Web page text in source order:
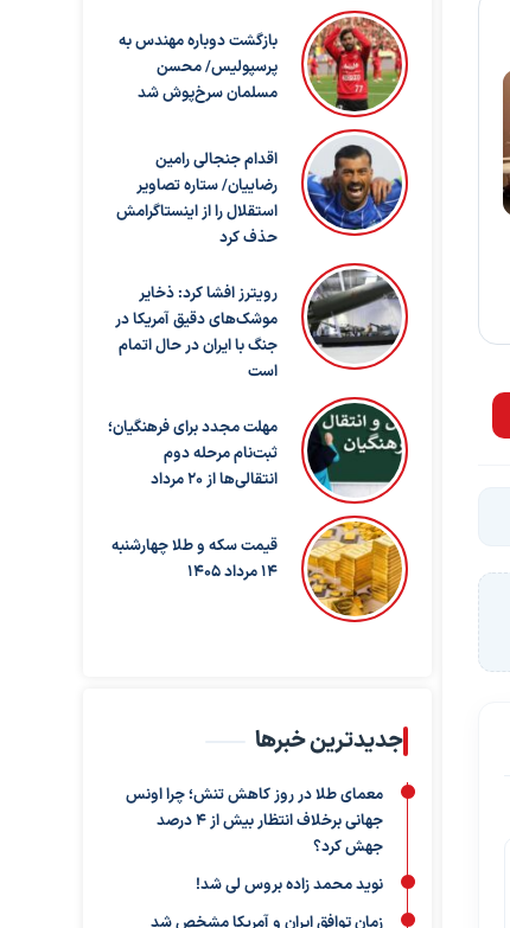
بازگشت دوباره مهندس به
پرسپولیس/ محسن
مسلمان سرخ‌پوش شد
اقدام جنجالی رامین
رضاییان/ ستاره تصاویر
استقلال را از اینستاگرامش
حذف کرد
رویترز افشا کرد: ذخایر
موشک‌های دقیق آمریکا در
جنگ با ایران در حال اتمام
است
مهلت مجدد برای فرهنگیان؛
ثبت‌نام مرحله دوم
انتقالی‌ها از ۲۰ مرداد
قیمت سکه و طلا چهارشنبه
14 مرداد 1405
جدیدترین خبرها
معمای طلا در روز کاهش تنش؛ چرا اونس
جهانی برخلاف انتظار بیش از ۴ درصد
جهش کرد؟
نوید محمد زاده بروس لی شد!
زمان توافق ایران و آمریکا مشخص شد